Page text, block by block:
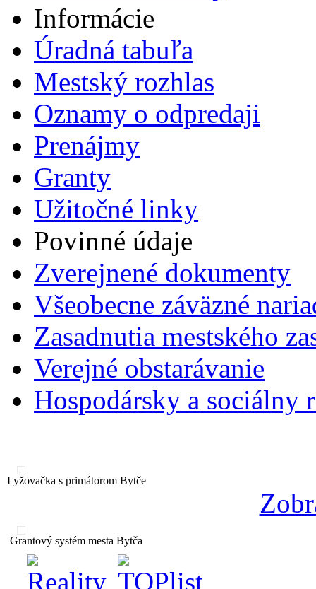
Informácie
Úradná tabuľa
Mestský rozhlas
Oznamy o odpredaji
Prenájmy
Granty
Užitočné linky
Povinné údaje
Zverejnené dokumenty
Všeobecne záväzné
Zasadnutia mestského
Verejné obstarávanie
Hospodársky a sociálny
Lyžovačka s primátorom Bytče
Grantový systém mesta Bytča